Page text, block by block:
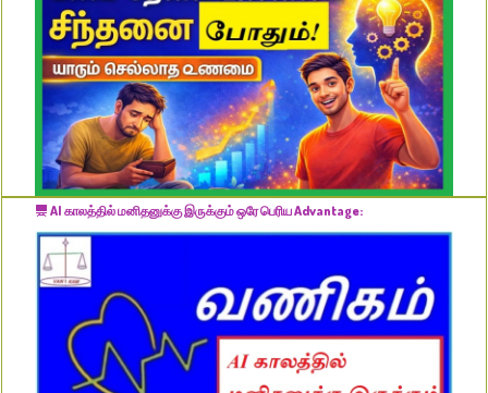
AI காலத்தில் மனிதனுக்கு இருக்கும் ஒரே பெரிய Advantage: